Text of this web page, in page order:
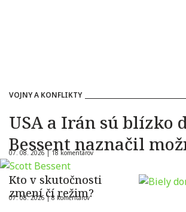
VOJNY A KONFLIKTY
USA a Irán sú blízko
Bessent naznačil
07. 08. 2026 |18 komentárov
Kto v skutočnosti
zmení čí režim?
07. 08. 2026 |8 komentárov